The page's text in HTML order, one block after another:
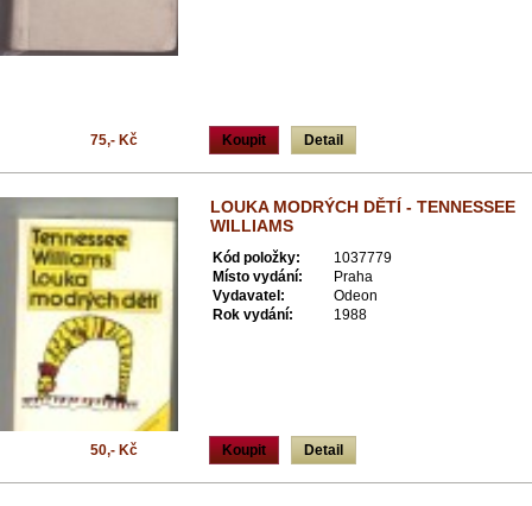
Koupit Detail
75,- Kč
LOUKA MODRÝCH DĚTÍ - TENNESSEE
WILLIAMS
Kód položky:
1037779
Místo vydání:
Praha
Vydavatel:
Odeon
Rok vydání:
1988
Koupit Detail
50,- Kč